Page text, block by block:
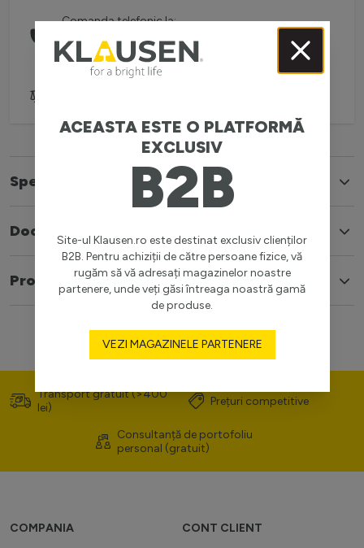
Comanda telefonic la:
(L-V: 08:30-16:00)
Specificatii
Documente
Produse similare
ACEASTA ESTE O PLATFORMĂ
EXCLUSIV
B2B
Site-ul Klausen.ro este destinat exclusiv clienților
B2B. Pentru achiziții de către persoane fizice, vă
rugăm să vă adresați magazinelor noastre
partenere, unde veți găsi întreaga noastră gamă
de produse.
VEZI MAGAZINELE PARTENERE
Transport gratuit (>400
lei)
Prețuri competitive
Consultanță de portofoliu
personal (gratuit)
COMPANIA CONT CLIENT